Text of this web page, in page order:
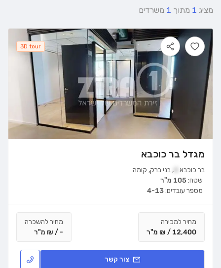
מציג 1 מתוך 1 משרדים
3D tour
מגדל בר כוכבא
בר כוכבא , בני ברק, קומה
שטח:105 מ"ר
מספר עובדים:4-13
מחיר למכירה
12,400 / ₪ מ"ר
מחיר להשכרה
- / ₪ מ"ר
צור קשר